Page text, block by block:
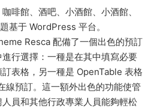
啡館、酒吧、小酒館、小酒館、
基于 WordPress 平台。
Resca 配備了一個出色的預訂
行選擇：一種是在其中填寫必要
表格，另一種是 OpenTable 表格
線預訂。這一額外出色的功能使管
員和其他行政專業人員能夠輕松